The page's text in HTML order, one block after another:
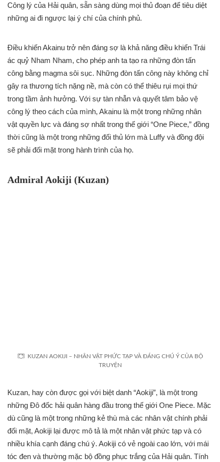
Công lý của Hải quân, sẵn sàng dùng mọi thủ đoạn để tiêu diệt
những ai đi ngược lại ý chí của chính phủ.
Điều khiến Akainu trở nên đáng sợ là khả năng điều khiển Trái
ác quỷ Nham Nham, cho phép anh ta tạo ra những đòn tấn
công bằng magma sôi sục. Những đòn tấn công này không chỉ
gây ra thương tích nặng nề, mà còn có thể thiêu rụi mọi thứ
trong tầm ảnh hưởng. Với sự tàn nhẫn và quyết tâm bảo vệ
công lý theo cách của mình, Akainu là một trong những nhân
vật quyền lực và đáng sợ nhất trong thế giới “One Piece,” đồng
thời cũng là một trong những đối thủ lớn mà Luffy và đồng đội
sẽ phải đối mặt trong hành trình của họ.
Admiral Aokiji (Kuzan)
KUZAN AOKIJI – NHÂN VẬT PHỨC TẠP VÀ ĐÁNG CHÚ Ý CỦA BỘ
TRUYỆN
Kuzan, hay còn được gọi với biệt danh “Aokiji”, là một trong
những Đô đốc hải quân hàng đầu trong thế giới One Piece. Mặc
dù cũng là một trong những kẻ thù mà các nhân vật chính phải
đối mặt, Aokiji lại được mô tả là một nhân vật phức tạp và có
nhiều khía cạnh đáng chú ý. Aokiji có vẻ ngoài cao lớn, với mái
tóc đen và thường mặc bộ đồng phục trắng của Hải quân. Tính